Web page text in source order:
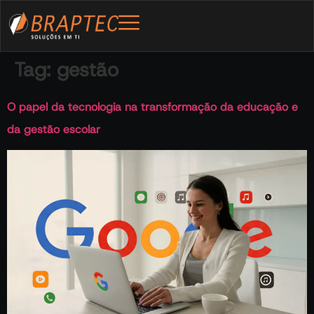
Tag: gestão
O papel da tecnologia na transformação da educação e
da gestão escolar